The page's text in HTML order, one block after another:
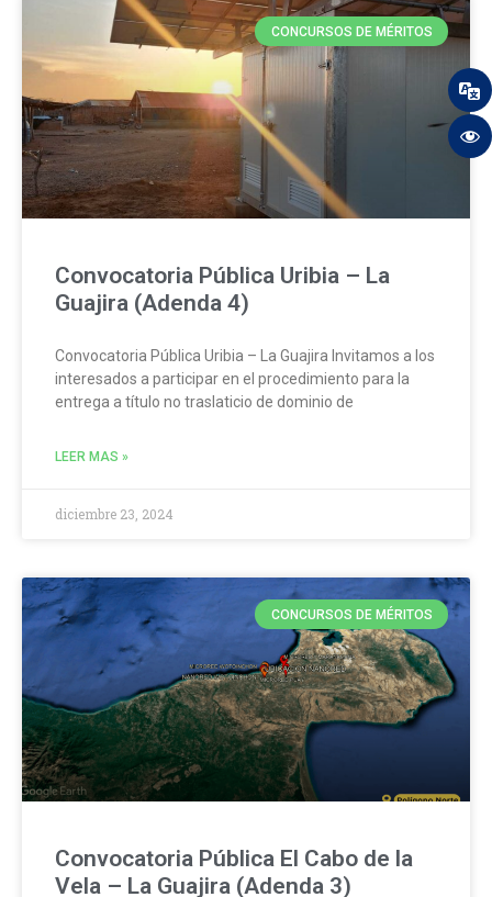
CONCURSOS DE MÉRITOS
Convocatoria Pública Uribia – La
Guajira (Adenda 4)
Convocatoria Pública Uribia – La Guajira Invitamos a los
interesados a participar en el procedimiento para la
entrega a título no traslaticio de dominio de
LEER MAS »
diciembre 23, 2024
CONCURSOS DE MÉRITOS
Convocatoria Pública El Cabo de la
Vela – La Guajira (Adenda 3)